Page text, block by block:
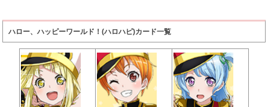
ハロー、ハッピーワールド！(ハロハピ)カード一覧